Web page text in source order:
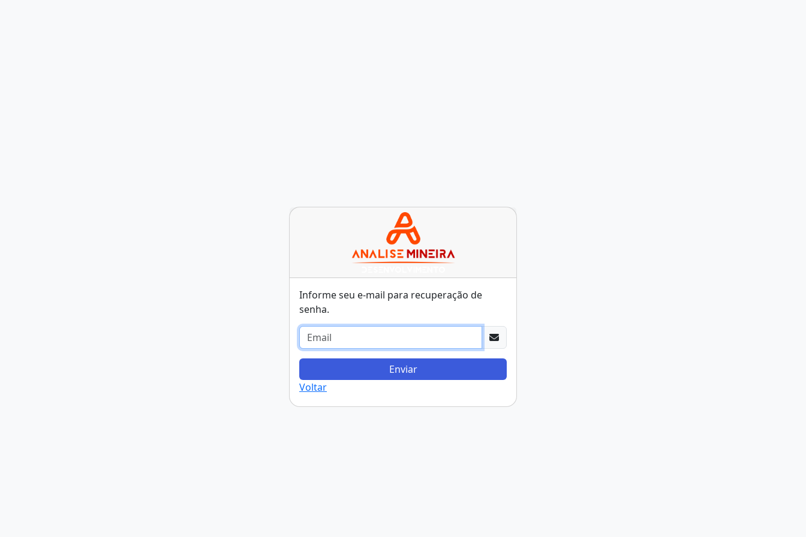
Informe seu e-mail para recuperação de
senha.
Enviar
Voltar